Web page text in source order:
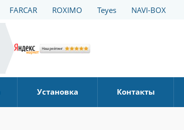
FARCAR ROXIMO Teyes NAVI-BOX
Установка Контакты